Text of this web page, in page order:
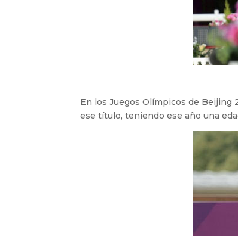
En los Juegos Olímpicos de
ese título, teniendo ese año una